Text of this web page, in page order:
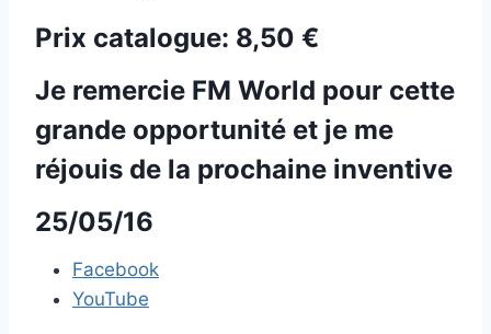
Prix catalogue: 8,50 €
Je remercie FM World pour cette
grande opportunité et je me
réjouis de la prochaine inventive
25/05/16
Facebook
YouTube